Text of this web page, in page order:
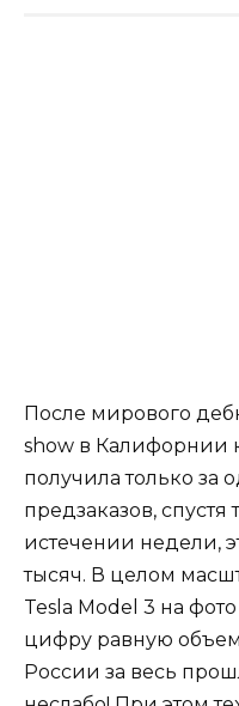
После мирового
show в Калифорнии
получила только за
предзаказов,
истечении недели,
тысяч. В целом
Tesla Model 3 на
цифру равную
России за весь